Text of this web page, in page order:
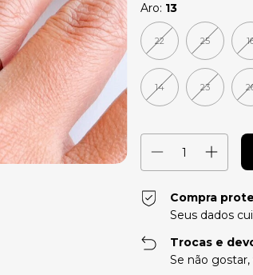
Aro: 13
22 25
14 23
Compra
Seus dados
Trocas e
Se não